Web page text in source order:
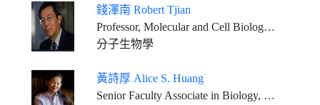
錢澤南 Robert Tjian
Professor, Molecular and Cell Biology, University of California at Berkeley Investigator, Howard Hughes Medical Institute
分子生物學
黃詩厚 Alice S. Huang
Senior Faculty Associate in Biology, California Institute of Technology, Pasadena, California, U.S.A.